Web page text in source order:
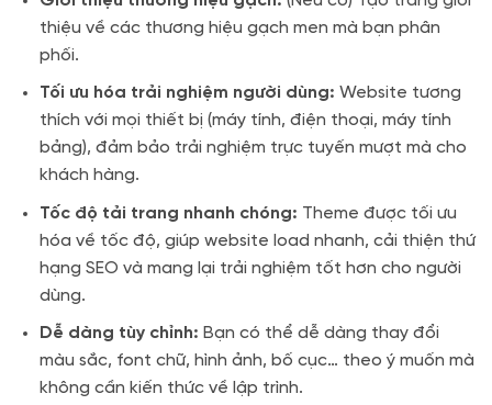
thiệu về các thương hiệu gạch men mà bạn phân
phối.
Tối ưu hóa trải nghiệm người dùng: Website tương
thích với mọi thiết bị (máy tính, điện thoại, máy tính
bảng), đảm bảo trải nghiệm trực tuyến mượt mà cho
khách hàng.
Tốc độ tải trang nhanh chóng: Theme được tối ưu
hóa về tốc độ, giúp website load nhanh, cải thiện thứ
hạng SEO và mang lại trải nghiệm tốt hơn cho người
dùng.
Dễ dàng tùy chỉnh: Bạn có thể dễ dàng thay đổi
màu sắc, font chữ, hình ảnh, bố cục… theo ý muốn mà
không cần kiến thức về lập trình.